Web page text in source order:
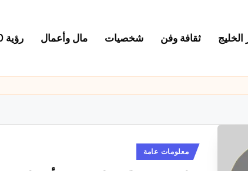
الخليج ثقافة وفن شخصيات مال وأعمال رؤية 2030
نُشرمعلومات عامة